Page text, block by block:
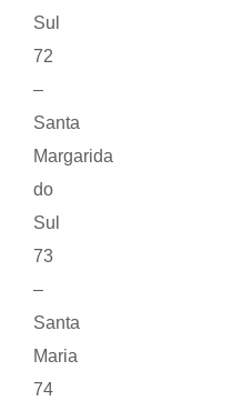
Sul
72
–
Santa
Margarida
do
Sul
73
–
Santa
Maria
74